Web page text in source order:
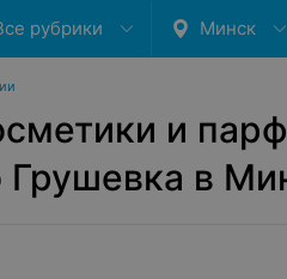
рубрики Минск
и
Грушевка в